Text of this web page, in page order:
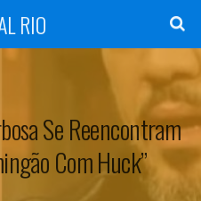
RIO
Se Reencontram
Com Huck”